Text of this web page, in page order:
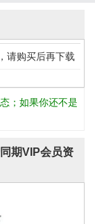
请购买后再下载
；如果你还不是
期VIP会员资